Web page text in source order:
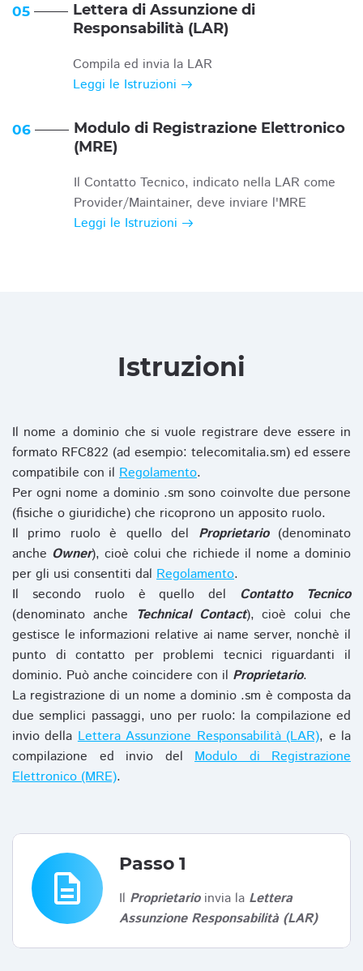
05
Lettera di Assunzione di
Responsabilità (LAR)
Compila ed invia la LAR
Leggi le Istruzioni
06
Modulo di Registrazione Elettronico
(MRE)
Il Contatto Tecnico, indicato nella LAR come
Provider/Maintainer, deve inviare l'MRE
Leggi le Istruzioni
Istruzioni
Il nome a dominio che si vuole registrare deve essere in
formato RFC822 (ad esempio: telecomitalia.sm) ed essere
compatibile con il Regolamento.
Per ogni nome a dominio .sm sono coinvolte due persone
(fisiche o giuridiche) che ricoprono un apposito ruolo.
Il primo ruolo è quello del Proprietario(denominato
anche Owner), cioè colui che richiede il nome a dominio
per gli usi consentiti dal Regolamento.
Il secondo ruolo è quello del Contatto Tecnico
(denominato anche Technical Contact), cioè colui che
gestisce le informazioni relative ai name server, nonchè il
punto di contatto per problemi tecnici riguardanti il
dominio. Può anche coincidere con il Proprietario.
La registrazione di un nome a dominio .sm è composta da
due semplici passaggi, uno per ruolo: la compilazione ed
invio dellaLettera Assunzione Responsabilità (LAR), e la
compilazione ed invio del Modulo di Registrazione
Elettronico (MRE).
description
Passo 1
Il Proprietarioinvia la Lettera
Assunzione Responsabilità (LAR)